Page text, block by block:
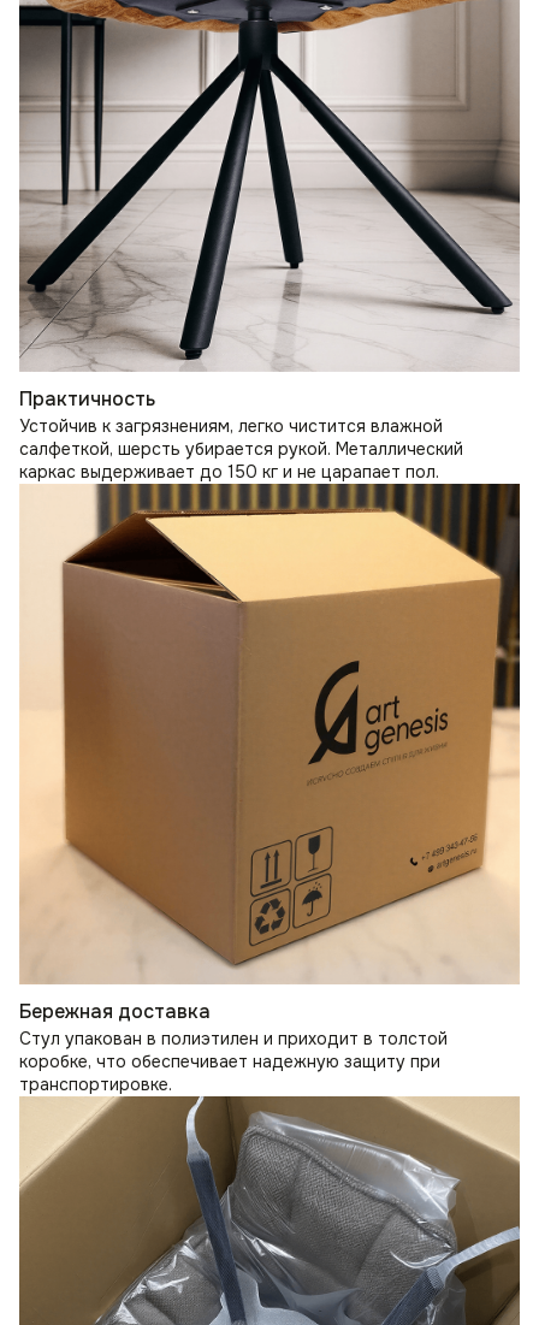
Практичность
Устойчив к загрязнениям, легко чистится влажной
салфеткой, шерсть убирается рукой. Металлический
каркас выдерживает до 150 кг и не царапает пол.
Бережная доставка
Стул упакован в полиэтилен и приходит в толстой
коробке, что обеспечивает надежную защиту при
транспортировке.